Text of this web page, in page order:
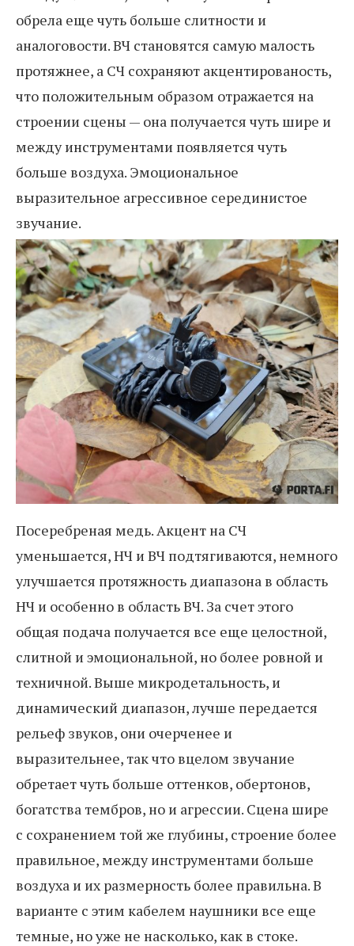
обрела еще чуть больше слитности и
аналоговости. ВЧ становятся самую малость
протяжнее, а СЧ сохраняют акцентированость,
что положительным образом отражается на
строении сцены — она получается чуть шире и
между инструментами появляется чуть
больше воздуха. Эмоциональное
выразительное агрессивное серединистое
звучание.
Посеребреная медь. Акцент на СЧ
уменьшается, НЧ и ВЧ подтягиваются, немного
улучшается протяжность диапазона в область
НЧ и особенно в область ВЧ. За счет этого
общая подача получается все еще целостной,
слитной и эмоциональной, но более ровной и
техничной. Выше микродетальность, и
динамический диапазон, лучше передается
рельеф звуков, они очерченее и
выразительнее, так что вцелом звучание
обретает чуть больше оттенков, обертонов,
богатства тембров, но и агрессии. Сцена шире
с сохранением той же глубины, строение более
правильное, между инструментами больше
воздуха и их размерность более правильна. В
варианте с этим кабелем наушники все еще
темные, но уже не насколько, как в стоке.